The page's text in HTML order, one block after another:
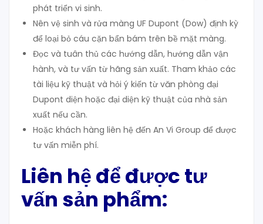
phát triển vi sinh.
Nên vệ sinh và rửa màng UF Dupont (Dow) định kỳ
để loại bỏ cáu cặn bẩn bám trên bề mặt màng.
Đọc và tuân thủ các hướng dẫn, hướng dẫn vận
hành, và tư vấn từ hãng sản xuất. Tham khảo các
tài liệu kỹ thuật và hỏi ý kiến từ văn phòng đại
Dupont diện hoặc đại diện kỹ thuật của nhà sản
xuất nếu cần.
Hoặc khách hàng liên hệ đến An Vi Group để được
tư vấn miễn phí.
Liên hệ để được tư
vấn sản phẩm: